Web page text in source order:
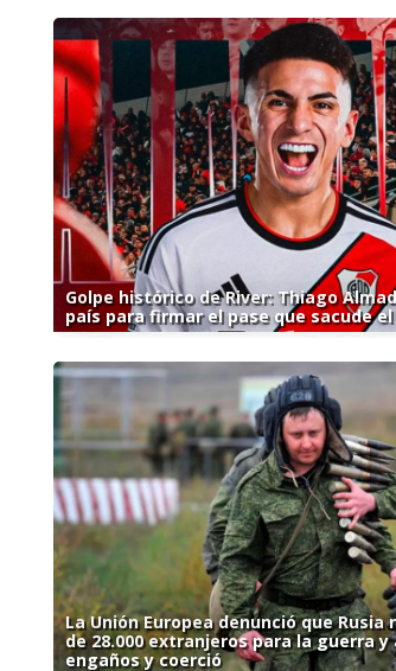
Golpe histórico de River: Thiago
país para firmar el pase que sacude
La Unión Europea denunció que Rusia
de 28.000 extranjeros para la guerra
engaños y coerció